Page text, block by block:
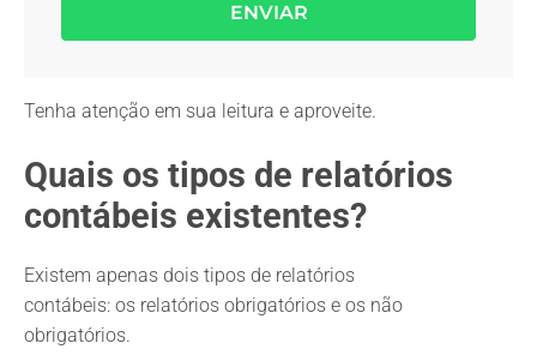
ENVIAR
Tenha atenção em sua leitura e aproveite.
Quais os tipos de relatórios
contábeis existentes?
Existem apenas dois tipos de relatórios
contábeis: os relatórios obrigatórios e os não
obrigatórios.